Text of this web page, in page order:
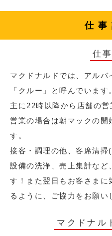
仕事
仕
マクドナルドでは、アルバ
「クルー」と呼んでいま
主に22時以降から店舗の
営業の場合は朝マックの開
す。
接客・調理の他、客席清掃
設備の洗浄、売上集計など
す！また翌日もお客さまに
るように、ご協力をお願い
マクドナル